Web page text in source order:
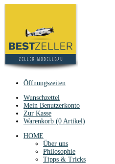
Öffnungszeiten
Wunschzettel
Mein Benutzerkonto
Zur Kasse
Warenkorb (0 Artikel)
HOME
Über uns
Philosophie
Tipps & Tricks